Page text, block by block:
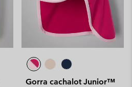
Gorra cachalot Junior™